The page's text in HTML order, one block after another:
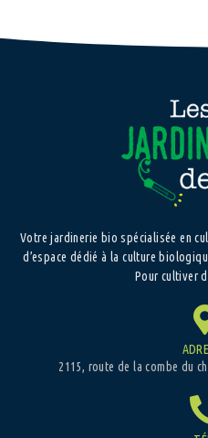
Votre jardinerie bio spécialisée en
d’espace dédié à la culture
Pour cultiver
2115, route de la combe du